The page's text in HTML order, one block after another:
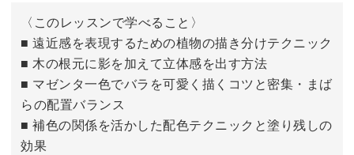
〈このレッスンで学べること〉
■ 遠近感を表現するための植物の描き分けテクニック
■ 木の根元に影を加えて立体感を出す方法
■ マゼンタ一色でバラを可愛く描くコツと密集・まば
らの配置バランス
■ 補色の関係を活かした配色テクニックと塗り残しの
効果